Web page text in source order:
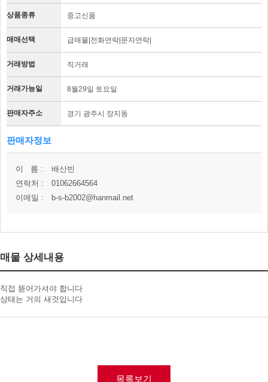
상품종류 중고신품
매매선택 급매물|전화연락|문자연락|
거래방법 직거래
거래가능일 8월29일 토요일
판매자주소 경기 광주시 장지동
판매자정보
이 름 :
배산빈
연락처 :
01062664564
이메일 :
b-s-b2002@hanmail.net
매물 상세내용
직접 뜯어가셔야 합니다
상태는 거의 새것입니다
목록보기